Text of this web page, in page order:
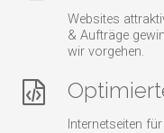
Websites
& Aufträge
wir vorgehen.
Internetseiten